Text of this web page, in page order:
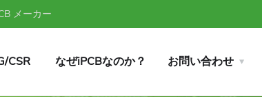
メーカー
CSR なぜiPCBなのか？ お問い合わせ